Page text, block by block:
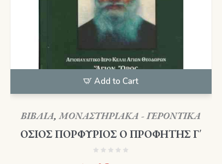
Add to Cart
ΒΙΒΛΙΑ,ΜΟΝΑΣΤΗΡΙΑΚΑ - ΓΕΡΟΝΤΙΚΑ
ΟΣΙΟΣ ΠΟΡΦΥΡΙΟΣ Ο ΠΡΟΦΗΤΗΣ Γ΄